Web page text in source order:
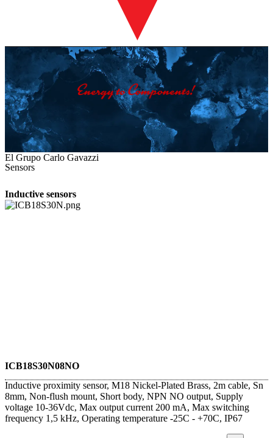
El Grupo Carlo Gavazzi
Sensors
Inductive sensors
ICB18S30N08NO
Inductive proximity sensor, M18 Nickel-Plated Brass, 2m cable, Sn
8mm, Non-flush mount, Short body, NPN NO output, Supply
voltage 10-36Vdc, Max output current 200 mA, Max switching
frequency 1,5 kHz, Operating temperature -25C - +70C, IP67